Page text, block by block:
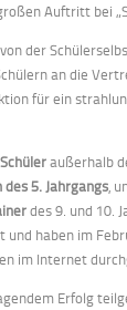
Auftritt bei
der
an die
für ein
außerhalb
5. Jahrgangs,
des 9. und 10.
haben im
im Internet
Erfolg